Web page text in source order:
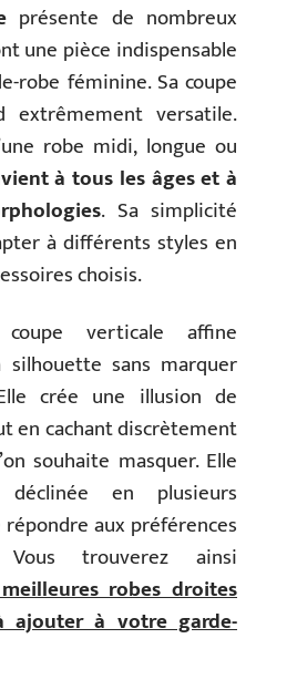
présente de nombreux
une pièce indispensable
robe féminine. Sa coupe
extrêmement versatile.
robe midi, longue ou
à tous les âges et à
. Sa simplicité
à différents styles en
choisis.
verticale affine
sans marquer
crée une illusion de
en cachant discrètement
souhaite masquer. Elle
en plusieurs
aux préférences
trouverez ainsi
robes droites
ajouter à votre garde-